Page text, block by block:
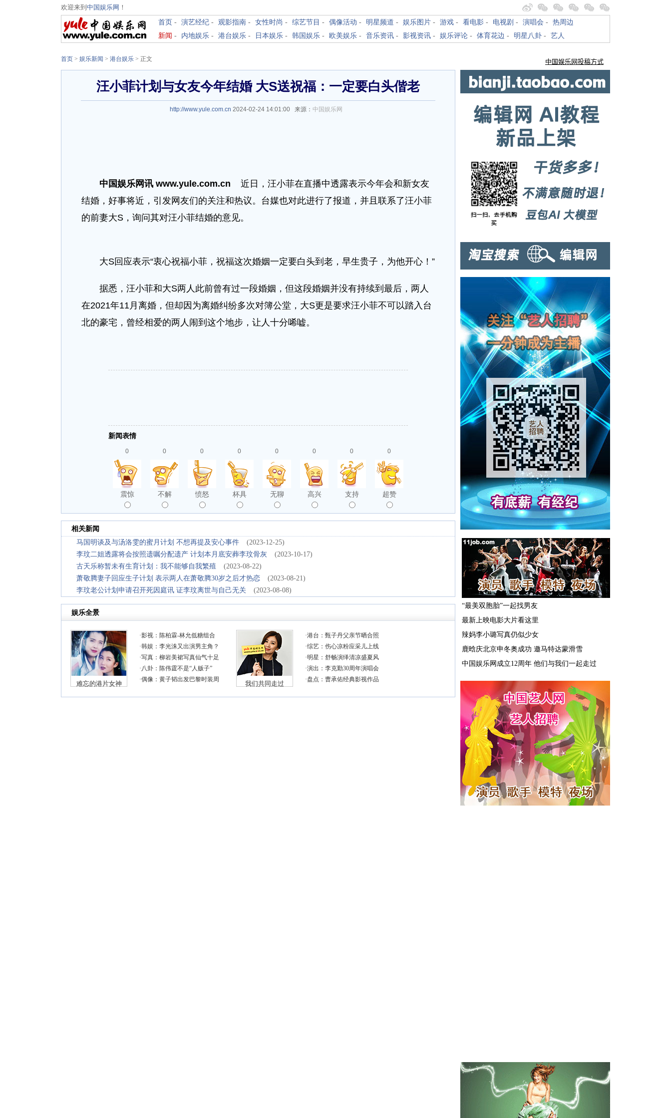
欢迎来到 中国娱乐网 ！
首页 - 演艺经纪 - 观影指南 - 女性时尚 - 综艺节目 - 偶像活动 - 明星频道 - 娱乐图片 - 游戏 - 看电影 - 电视剧 - 演唱会 - 热周边
新闻 - 内地娱乐 - 港台娱乐 - 日本娱乐 - 韩国娱乐 - 欧美娱乐 - 音乐资讯 - 影视资讯 - 娱乐评论 - 体育花边 - 明星八卦 - 艺人
首页 > 娱乐新闻 > 港台娱乐 > 正文
汪小菲计划与女友今年结婚 大S送祝福：一定要白头偕老
http://www.yule.com.cn 2024-02-24 14:01:00 来源： 中国娱乐网
中国娱乐网讯 www.yule.com.cn 近日，汪小菲在直播中透露表示今年会和新女友
结婚，好事将近，引发网友们的关注和热议。台媒也对此进行了报道，并且联系了汪小菲
的前妻大S，询问其对汪小菲结婚的意见。
大S回应表示“衷心祝福小菲，祝福这次婚姻一定要白头到老，早生贵子，为他开心！”
据悉，汪小菲和大S两人此前曾有过一段婚姻，但这段婚姻并没有持续到最后，两人
在2021年11月离婚，但却因为离婚纠纷多次对簿公堂，大S更是要求汪小菲不可以踏入台
北的豪宅，曾经相爱的两人闹到这个地步，让人十分唏嘘。
新闻表情
0
震惊
0
不解
0
愤怒
0
杯具
0
无聊
0
高兴
0
支持
0
超赞
相关新闻
马国明谈及与汤洛雯的蜜月计划 不想再提及安心事件
(2023-12-25)
李玟二姐透露将会按照遗嘱分配遗产 计划本月底安葬李玟骨灰
(2023-10-17)
古天乐称暂未有生育计划：我不能够自我繁殖
(2023-08-22)
萧敬腾妻子回应生子计划 表示两人在萧敬腾30岁之后才热恋
(2023-08-21)
李玟老公计划申请召开死因庭讯 证李玟离世与自己无关
(2023-08-08)